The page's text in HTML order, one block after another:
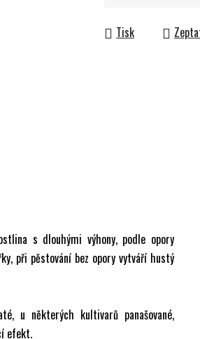
Tisk
s dlouhými výhony, podle opory
při pěstování bez opory vytváří hustý
u některých kultivarů panašované,
efekt.